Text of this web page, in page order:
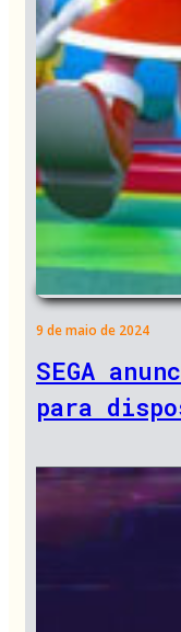
9 de maio de 2024
SEGA
para